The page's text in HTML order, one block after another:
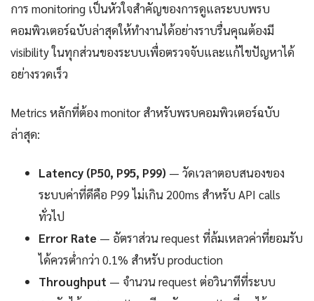
การ monitoring เป็นหัวใจสำคัญของการดูแลระบบพรบ
คอมพิวเตอร์ฉบับล่าสุดให้ทำงานได้อย่างราบรื่นคุณต้องมี
visibility ในทุกส่วนของระบบเพื่อตรวจจับและแก้ไขปัญหาได้
อย่างรวดเร็ว
Metrics หลักที่ต้อง monitor สำหรับพรบคอมพิวเตอร์ฉบับ
ล่าสุด:
Latency (P50, P95, P99) — วัดเวลาตอบสนองของ
ระบบค่าที่ดีคือ P99 ไม่เกิน 200ms สำหรับ API calls
ทั่วไป
Error Rate — อัตราส่วน request ที่ล้มเหลวค่าที่ยอมรับ
ได้ควรต่ำกว่า 0.1% สำหรับ production
Throughput — จำนวน request ต่อวินาทีที่ระบบ